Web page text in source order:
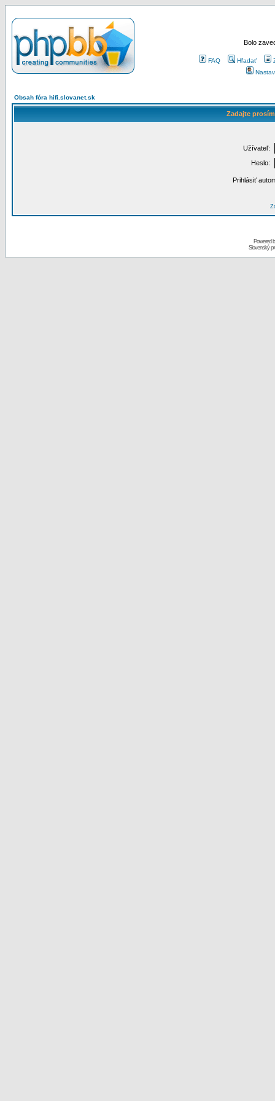
Bolo
FAQ Hľadať
Obsah fóra hifi.slovanet.sk
Zadajte
Užívateľ:
Heslo:
Prihlásiť
Powered
Slovenský